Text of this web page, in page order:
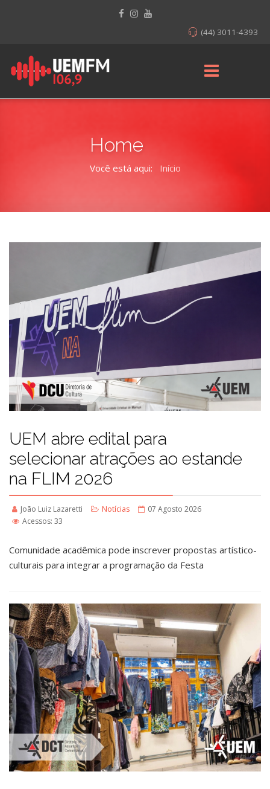
(44) 3011-4393
Home
Você está aqui: Início
UEM abre edital para
selecionar atrações ao estande
na FLIM 2026
João Luiz Lazaretti Notícias
07 Agosto 2026
Acessos: 33
Comunidade acadêmica pode inscrever propostas artístico-
culturais para integrar a programação da Festa